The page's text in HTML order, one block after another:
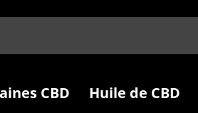
CBD Huile de CBD